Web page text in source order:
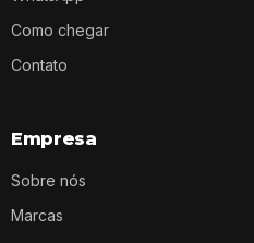
Como chegar
Contato
Empresa
Sobre nós
Marcas